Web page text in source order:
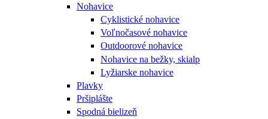
Nohavice
Cyklistické nohavice
Voľnočasové nohavice
Outdoorové nohavice
Nohavice na bežky, skialp
Lyžiarske nohavice
Plavky
Pršiplášte
Spodná bielizeň